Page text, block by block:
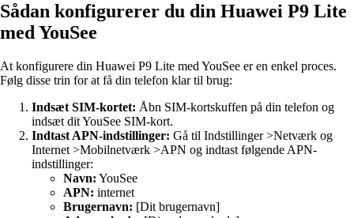
Sådan konfigurerer du din Huawei P9 Lite
med YouSee
At konfigurere din Huawei P9 Lite med YouSee er en enkel proces.
Følg disse trin for at få din telefon klar til brug:
Indsæt SIM-kortet: Åbn SIM-kortskuffen på din telefon og
indsæt dit YouSee SIM-kort.
Indtast APN-indstillinger: Gå til Indstillinger >Netværk og
Internet >Mobilnetværk >APN og indtast følgende APN-
indstillinger:
Navn: YouSee
APN: internet
Brugernavn: [Dit brugernavn]